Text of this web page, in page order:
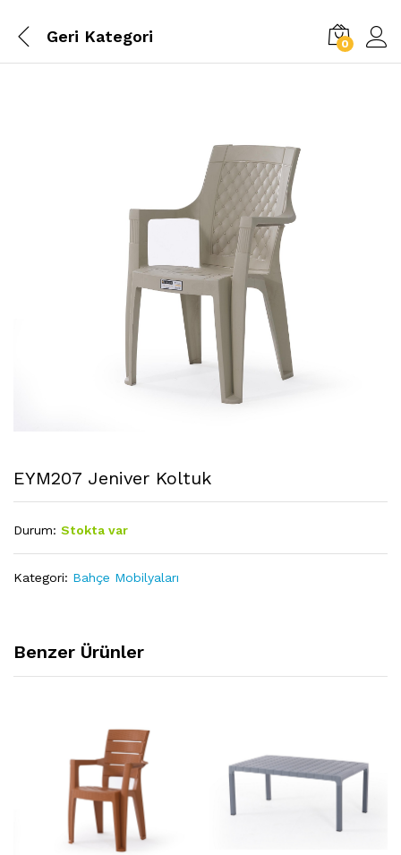
Geri Kategori 0
EYM207 Jeniver Koltuk
Durum: Stokta var
Kategori: Bahçe Mobilyaları
Benzer Ürünler